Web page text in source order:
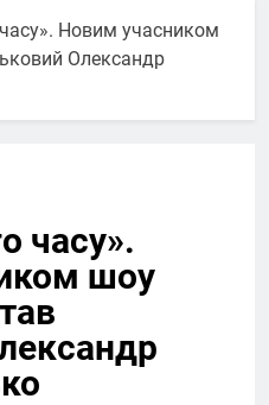
Новим учасником
Олександр
часу».
шоу